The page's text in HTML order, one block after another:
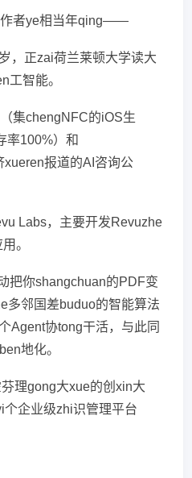
作者ye相当年qing——
，正zai荷兰莱顿大学读大
工智能。
集chengNFC的iOS生
率100%）和
报道的AI咨询公
Labs，主要开发Revuzhe
。
把你shangchuan的PDF变
多邻国差buduo的智能算法
Agent协tong干活，与此同
地化。
理gong大xue的创xin大
企业级zhi识管理平台